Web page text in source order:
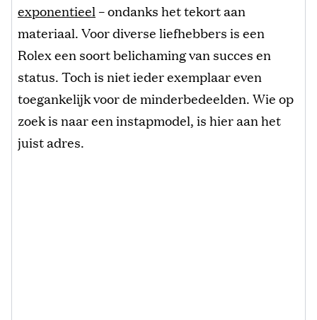
exponentieel– ondanks het tekort aan
materiaal. Voor diverse liefhebbers is een
Rolex een soort belichaming van succes en
status. Toch is niet ieder exemplaar even
toegankelijk voor de minderbedeelden. Wie op
zoek is naar een instapmodel, is hier aan het
juist adres.